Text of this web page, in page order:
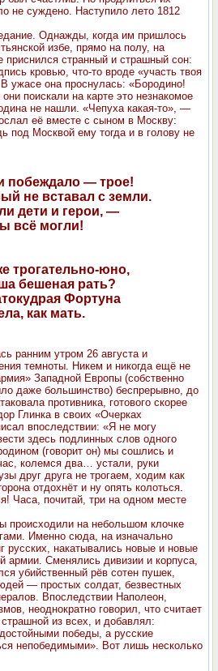
не суждено. Наступило лето 1812
Однажды, когда им пришлось
избе, прямо на полу, на
приснился странный и страшный сон:
кровью, что-то вроде «участь твоя
ужасе она проснулась: «Бородино!
поискали на карте это незнакомое
не нашли. «Чепуха какая-то», —
её вместе с сыном в Москву:
под Москвой ему тогда и в голову не
побеждало — трое!
не вставал с земли.
дети и герои, —
всё могли!
трогательно-юно,
бешеная рать?
Фортуна
как мать.
ранним утром 26 августа и
темноты. Никем и никогда ещё не
Западной Европы (собственно
даже большинство) беспрерывно, до
противника, готового скорее
Глинка в своих «Очерках
впоследствии: «Я не могу
здесь подлинных слов одного
(говорит он) мы сошлись и
колемся два… устали, руки
друг друга не трогаем, ходим как
отдохнёт и ну опять колоться.
Часа, почитай, три на одном месте
происходили на небольшом клочке
Именно сюда, на изначально
накатывались новые и новые
армии. Сменялись дивизии и корпуса,
убийственный рёв сотен пушек,
— простых солдат, безвестных
Впоследствии Наполеон,
неоднократно говорил, что считает
из всех, и добавлял:
победы, а русские
непобедимыми». Вот лишь несколько